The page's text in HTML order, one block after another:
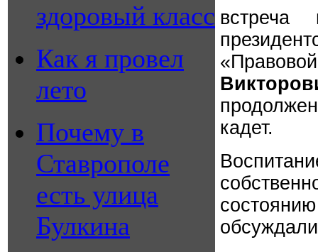
здоровый класс
Как я провел
лето
Почему в
Ставрополе
есть улица
Булкина
встреча
кадет.